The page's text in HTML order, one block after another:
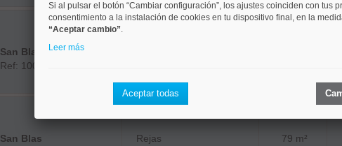
San Blas
Ref: 10008898
San Blas
Rejas 79 m²
Si al pulsar el botón “Cambiar configuración”, los ajustes coinciden con tus
consentimiento a la instalación de cookies en tu dispositivo final, en la
“Aceptar cambio”.
Leer más
Aceptar todas